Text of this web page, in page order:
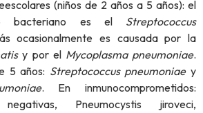
(niños de 2 años a 5 años): el
bacteriano es el Streptococcus
ocasionalmente es causada por la
y por el Mycoplasma pneumoniae.
5 años: Streptococcus pneumoniaey
. En inmunocomprometidos:
Pneumocystis jiroveci,